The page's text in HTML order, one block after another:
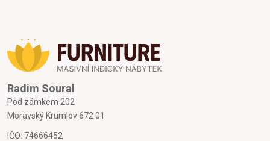
Radim Soural
Pod zámkem 202
Moravský Krumlov 672 01
IČO: 74666452